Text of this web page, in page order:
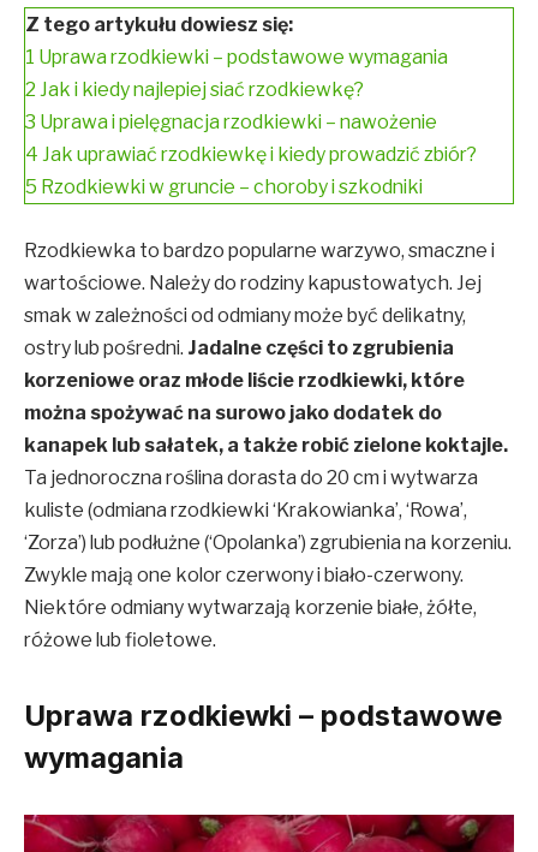
Z tego artykułu dowiesz się:
1 Uprawa rzodkiewki – podstawowe wymagania
2 Jak i kiedy najlepiej siać rzodkiewkę?
3 Uprawa i pielęgnacja rzodkiewki – nawożenie
4 Jak uprawiać rzodkiewkę i kiedy prowadzić zbiór?
5 Rzodkiewki w gruncie – choroby i szkodniki
Rzodkiewka to bardzo popularne warzywo, smaczne i
wartościowe. Należy do rodziny kapustowatych. Jej
smak w zależności od odmiany może być delikatny,
ostry lub pośredni. Jadalne części to zgrubienia
korzeniowe oraz młode liście rzodkiewki, które
można spożywać na surowo jako dodatek do
kanapek lub sałatek, a także robić zielone koktajle.
Ta jednoroczna roślina dorasta do 20 cm i wytwarza
kuliste (odmiana rzodkiewki ‘Krakowianka’, ‘Rowa’,
‘Zorza’) lub podłużne (‘Opolanka’) zgrubienia na korzeniu.
Zwykle mają one kolor czerwony i biało-czerwony.
Niektóre odmiany wytwarzają korzenie białe, żółte,
różowe lub fioletowe.
Uprawa rzodkiewki – podstawowe
wymagania